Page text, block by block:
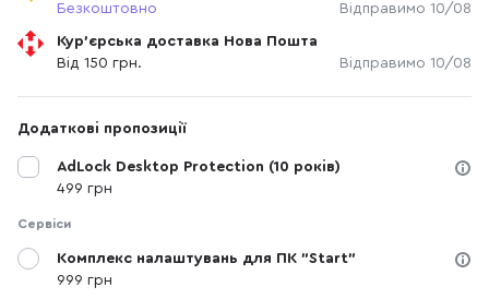
Безкоштовно
Відправимо 10/08
Кур'єрська доставка Нова Пошта
Від 150 грн.
Відправимо 10/08
Додаткові пропозиції
AdLock Desktop Protection (10 років)
499 грн
Сервіси
Комплекс налаштувань для ПК "Start"
999 грн